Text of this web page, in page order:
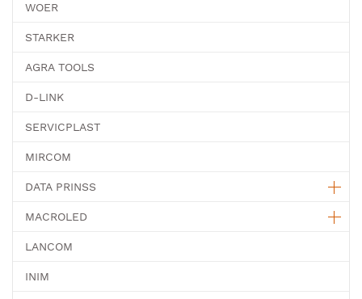
WOER
STARKER
AGRA TOOLS
D-LINK
SERVICPLAST
MIRCOM
DATA PRINSS
MACROLED
LANCOM
INIM